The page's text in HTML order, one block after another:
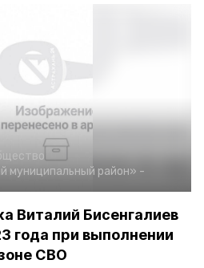
муниципальный район» -
Виталий Бисенгалиев
года при выполнении
СВО